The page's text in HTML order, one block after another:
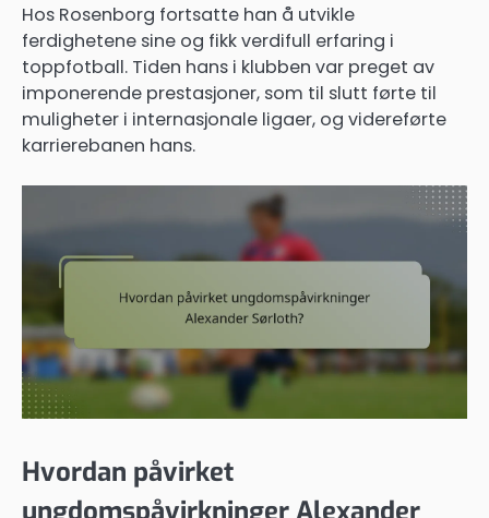
Hos Rosenborg fortsatte han å utvikle
ferdighetene sine og fikk verdifull erfaring i
toppfotball. Tiden hans i klubben var preget av
imponerende prestasjoner, som til slutt førte til
muligheter i internasjonale ligaer, og videreførte
karrierebanen hans.
Hvordan påvirket